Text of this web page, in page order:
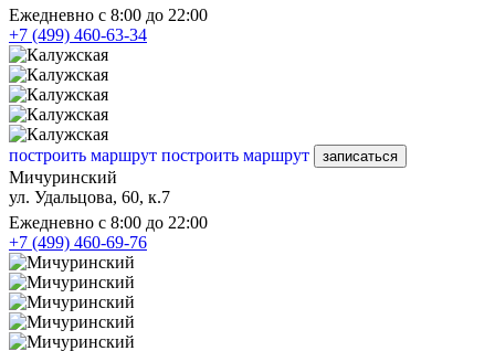
Ежедневно с 8:00 до 22:00
+7 (499) 460-63-34
построить маршрут построить маршрут записаться
Мичуринский
ул. Удальцова, 60, к.7
Ежедневно с 8:00 до 22:00
+7 (499) 460-69-76